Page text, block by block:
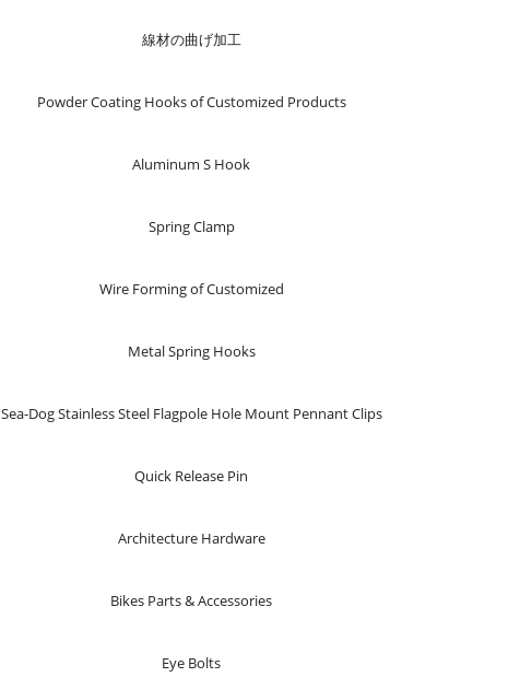
線材の曲げ加工
Powder Coating Hooks of Customized Products
Aluminum S Hook
Spring Clamp
Wire Forming of Customized
Metal Spring Hooks
Sea-Dog Stainless Steel Flagpole Hole Mount Pennant Clips
Quick Release Pin
Architecture Hardware
Bikes Parts & Accessories
Eye Bolts